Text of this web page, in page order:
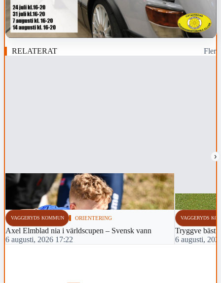
RELATERAT Fler
›
VAGGERYDS KOMMUN ORIENTERING
Axel Elmblad nia i världscupen – Svensk vann
6 augusti, 2026 17:22
VAGGERYDS
Tryggve bäst
6 augusti,